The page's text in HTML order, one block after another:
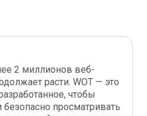
2 миллионов веб-
расти. WOT — это
чтобы
просматривать